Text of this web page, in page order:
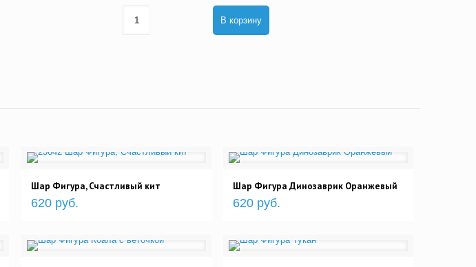
В корзину
Шар Фигура, Счастливый кит
620 руб.
Шар Фигура Динозаврик Оранжевый
620 руб.